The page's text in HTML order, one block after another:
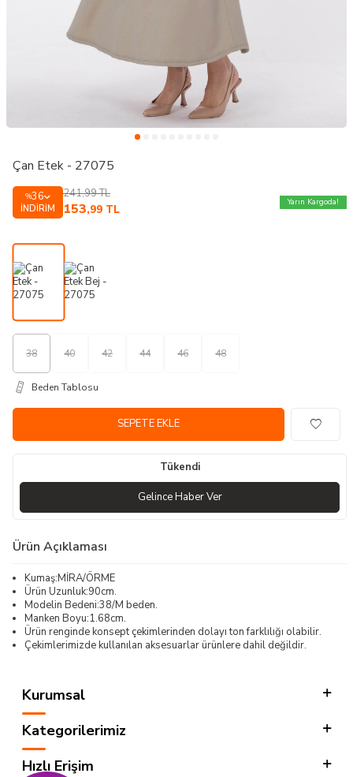
Çan Etek - 27075
%36
İNDIRIM
241,99TL
153,99 TL
Yarın Kargoda!
38 40 42 44 46 48
Beden Tablosu
SEPETE EKLE
Tükendi
Gelince Haber Ver
Ürün Açıklaması
Kumaş:MİRA/ÖRME
Ürün Uzunluk:90cm.
Modelin Bedeni:38/M beden.
Manken Boyu:1.68cm.
Ürün renginde konsept çekimlerinden dolayı ton farklılığı olabilir.
Çekimlerimizde kullanılan aksesuarlar ürünlere dahil değildir.
Kurumsal
Kategorilerimiz
Hızlı Erişim